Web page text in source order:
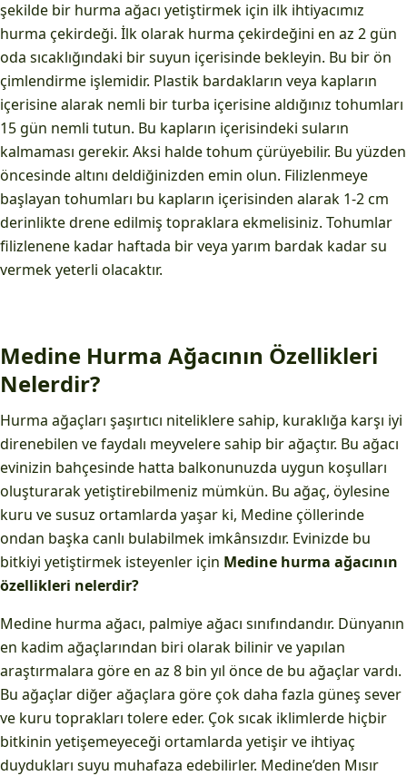
şekilde bir hurma ağacı yetiştirmek için ilk ihtiyacımız
hurma çekirdeği. İlk olarak hurma çekirdeğini en az 2 gün
oda sıcaklığındaki bir suyun içerisinde bekleyin. Bu bir ön
çimlendirme işlemidir. Plastik bardakların veya kapların
içerisine alarak nemli bir turba içerisine aldığınız tohumları
15 gün nemli tutun. Bu kapların içerisindeki suların
kalmaması gerekir. Aksi halde tohum çürüyebilir. Bu yüzden
öncesinde altını deldiğinizden emin olun. Filizlenmeye
başlayan tohumları bu kapların içerisinden alarak 1-2 cm
derinlikte drene edilmiş topraklara ekmelisiniz. Tohumlar
filizlenene kadar haftada bir veya yarım bardak kadar su
vermek yeterli olacaktır.
Medine Hurma Ağacının Özellikleri
Nelerdir?
Hurma ağaçları şaşırtıcı niteliklere sahip, kuraklığa karşı iyi
direnebilen ve faydalı meyvelere sahip bir ağaçtır. Bu ağacı
evinizin bahçesinde hatta balkonunuzda uygun koşulları
oluşturarak yetiştirebilmeniz mümkün. Bu ağaç, öylesine
kuru ve susuz ortamlarda yaşar ki, Medine çöllerinde
ondan başka canlı bulabilmek imkânsızdır. Evinizde bu
bitkiyi yetiştirmek isteyenler için Medine hurma ağacının
özellikleri nelerdir?
Medine hurma ağacı, palmiye ağacı sınıfındandır. Dünyanın
en kadim ağaçlarından biri olarak bilinir ve yapılan
araştırmalara göre en az 8 bin yıl önce de bu ağaçlar vardı.
Bu ağaçlar diğer ağaçlara göre çok daha fazla güneş sever
ve kuru toprakları tolere eder. Çok sıcak iklimlerde hiçbir
bitkinin yetişemeyeceği ortamlarda yetişir ve ihtiyaç
duydukları suyu muhafaza edebilirler. Medine’den Mısır